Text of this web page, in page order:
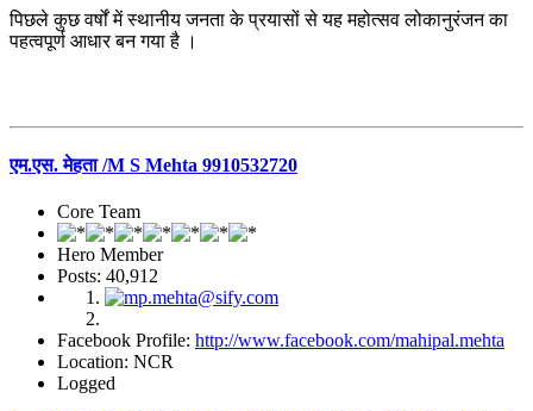
पिछले कुछ वर्षों में स्थानीय जनता के प्रयासों से यह महोत्सव लोकानुरंजन का
पहत्वपूर्ण आधार बन गया है ।
एम.एस. मेहता /M S Mehta 9910532720
Core Team
Hero Member
Posts: 40,912
Facebook Profile: http://www.facebook.com/mahipal.mehta
Location: NCR
Logged